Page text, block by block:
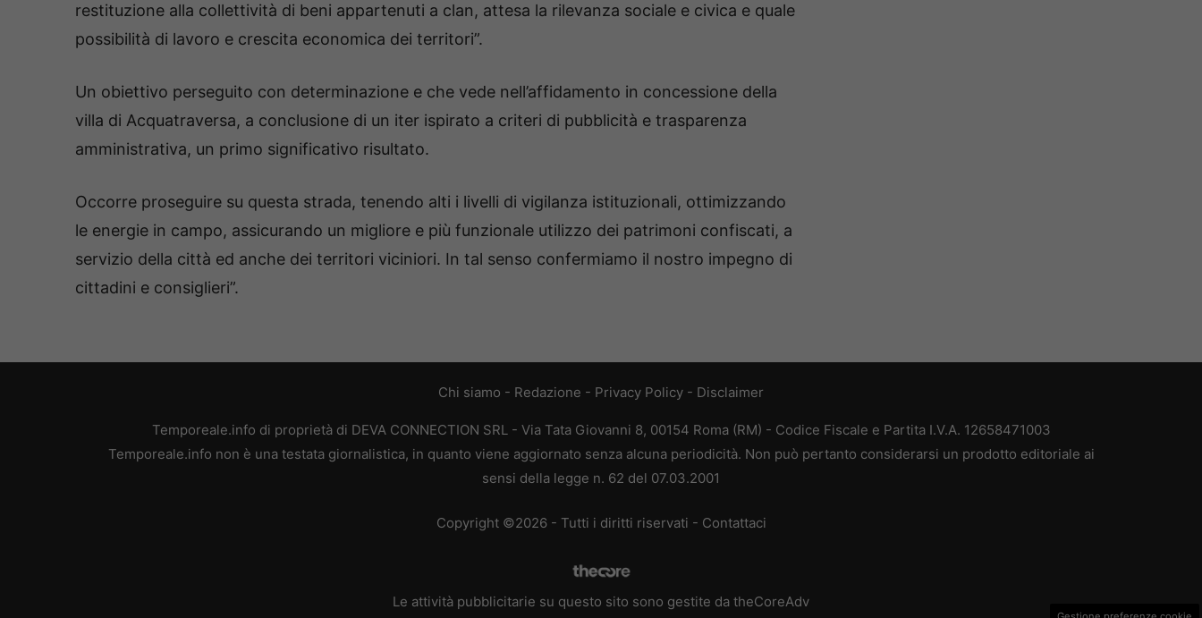
restituzione alla collettività di beni appartenuti a clan, attesa la rilevanza sociale e civica e quale
possibilità di lavoro e crescita economica dei territori”.
Un obiettivo perseguito con determinazione e che vede nell’affidamento in concessione della
villa di Acquatraversa, a conclusione di un iter ispirato a criteri di pubblicità e trasparenza
amministrativa, un primo significativo risultato.
Occorre proseguire su questa strada, tenendo alti i livelli di vigilanza istituzionali, ottimizzando
le energie in campo, assicurando un migliore e più funzionale utilizzo dei patrimoni confiscati, a
servizio della città ed anche dei territori viciniori. In tal senso confermiamo il nostro impegno di
cittadini e consiglieri”.
Chi siamo - Redazione - Privacy Policy - Disclaimer
Temporeale.info di proprietà di DEVA CONNECTION SRL - Via Tata Giovanni 8, 00154 Roma (RM) - Codice Fiscale e Partita I.V.A. 12658471003
Temporeale.info non è una testata giornalistica, in quanto viene aggiornato senza alcuna periodicità. Non può pertanto considerarsi un prodotto editoriale ai
sensi della legge n. 62 del 07.03.2001
Copyright ©2026 - Tutti i diritti riservati - Contattaci
Le attività pubblicitarie su questo sito sono gestite da theCoreAdv